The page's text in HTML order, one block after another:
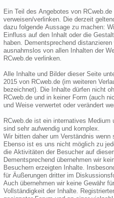
Ein Teil des Angebotes von
verweisen/verlinken. Die derzeit
dazu folgende Aussage zu machen:
Einfluss auf den Inhalt oder die
haben. Dementsprechend
ausnahmslos von allen Inhalten der
RCweb.de verlinken.
Alle Inhalte und Bilder dieser Seite
2015 von RCweb.de (im weiteren
bezeichnet). Die Inhalte dürfen nicht
RCweb.de und in keiner Form (auch
und Weise verwertet oder verändert
RCweb.de ist ein internatives
sind sehr aufwendig und komplex.
Wir bitten daher um Verständnis
Ebenso ist es uns nicht möglich zu
die Aktivitäten der Besucher auf
Dementsprechend übernehmen wir
Besuchern erzeigten Inhalte.
für Äußerungen dritter im
Auch übernehmen wir keine Gewähr
Vollständigkeit der Inhalte.